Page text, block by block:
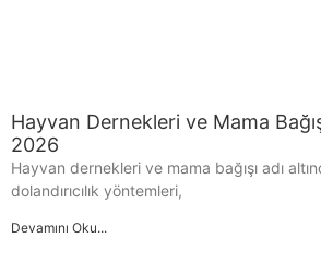
Hayvan Dernekleri ve Mama Bağışı
2026
Hayvan dernekleri ve mama bağışı adı
dolandırıcılık yöntemleri,
Devamını Oku...